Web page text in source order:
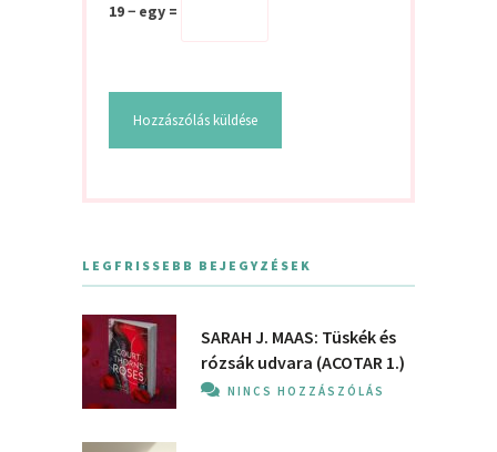
19 − egy =
LEGFRISSEBB BEJEGYZÉSEK
SARAH J. MAAS: Tüskék és
rózsák udvara (ACOTAR 1.)
NINCS HOZZÁSZÓLÁS